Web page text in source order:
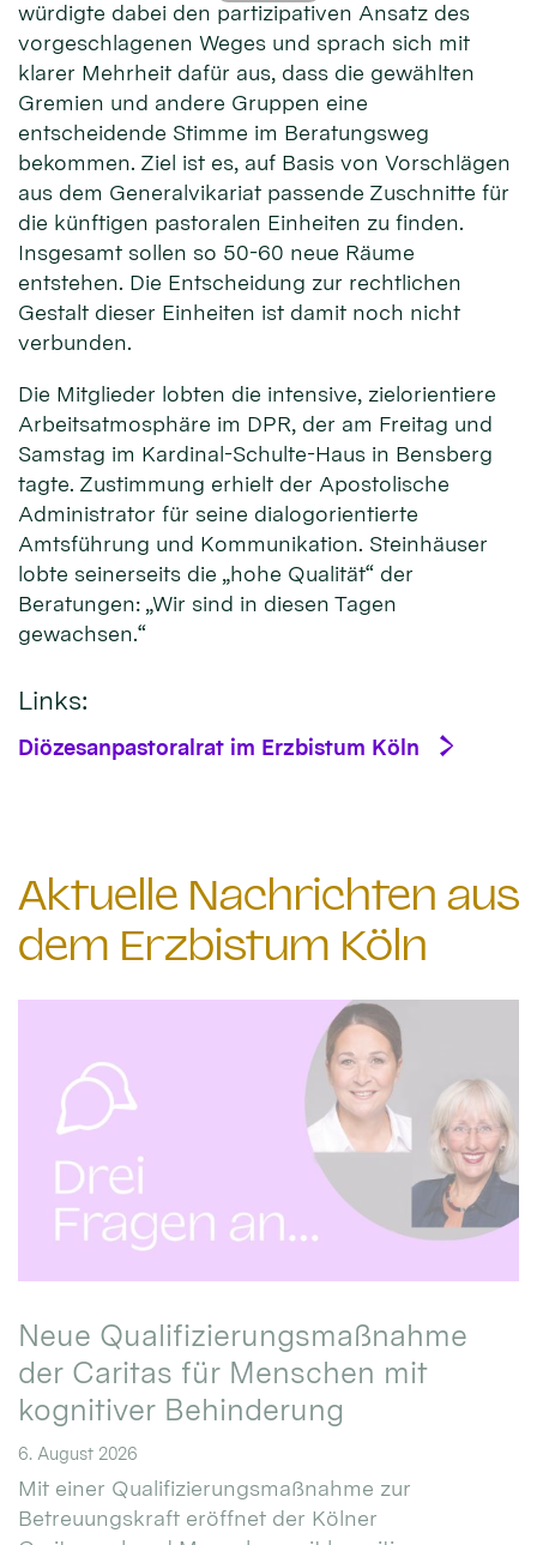
würdigte dabei den partizipativen Ansatz des
vorgeschlagenen Weges und sprach sich mit
klarer Mehrheit dafür aus, dass die gewählten
Gremien und andere Gruppen eine
entscheidende Stimme im Beratungsweg
bekommen. Ziel ist es, auf Basis von Vorschlägen
aus dem Generalvikariat passende Zuschnitte für
die künftigen pastoralen Einheiten zu finden.
Insgesamt sollen so 50-60 neue Räume
entstehen. Die Entscheidung zur rechtlichen
Gestalt dieser Einheiten ist damit noch nicht
verbunden.
Die Mitglieder lobten die intensive, zielorientiere
Arbeitsatmosphäre im DPR, der am Freitag und
Samstag im Kardinal-Schulte-Haus in Bensberg
tagte. Zustimmung erhielt der Apostolische
Administrator für seine dialogorientierte
Amtsführung und Kommunikation. Steinhäuser
lobte seinerseits die „hohe Qualität“ der
Beratungen: „Wir sind in diesen Tagen
gewachsen.“
Links:
Diözesanpastoralrat im Erzbistum Köln
Aktuelle Nachrichten aus
dem Erzbistum Köln
Neue Qualifizierungsmaßnahme
der Caritas für Menschen mit
kognitiver Behinderung
6. August 2026
Mit einer Qualifizierungsmaßnahme zur
Betreuungskraft eröffnet der Kölner